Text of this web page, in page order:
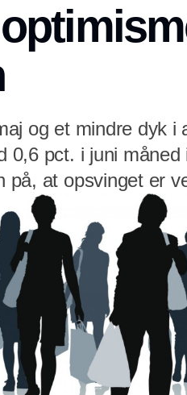
og et mindre dyk i
pct. i juni
at opsvinget er